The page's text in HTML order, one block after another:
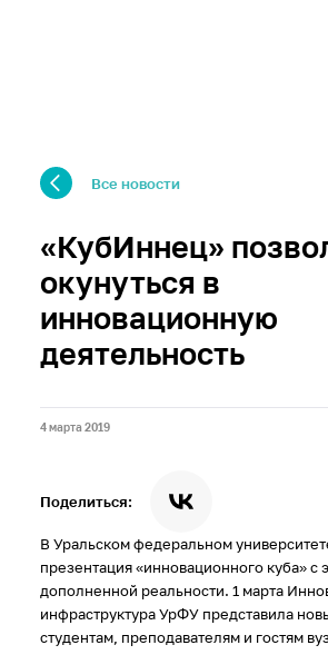
Все новости
«КубИннец»
окунуться в
инновационную
деятельность
4 марта 2019
Поделиться:
В Уральском федеральном
презентация «инновационного куба» с
дополненной реальности. 1 марта
инфраструктура УрФУ представила
студентам, преподавателям и гостям